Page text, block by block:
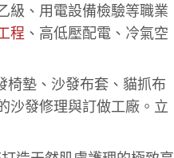
級、用電設備檢驗等職業
程 、高低壓配電、冷氣空
椅墊、沙發布套、貓抓布
沙發修理與訂做工廠。立